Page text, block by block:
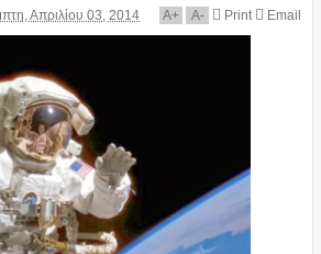
Απριλίου 03, 2014 A+ A- Print Email